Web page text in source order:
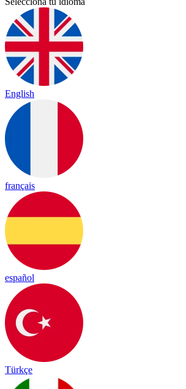
English
français
español
Türkçe